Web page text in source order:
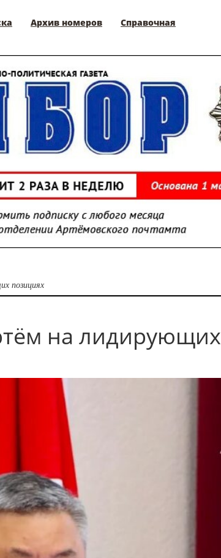
Архив номеров Справочная
позициях
на лидирующих